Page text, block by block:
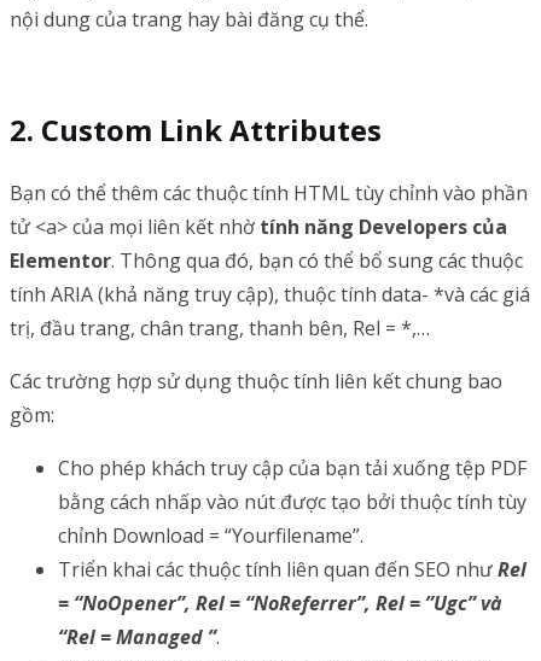
nội dung của trang hay bài đăng cụ thể.
Custom Link Attributes
Bạn có thể thêm các thuộc tính HTML tùy chỉnh vào phần
tử <a> của mọi liên kết nhờ tính năng Developers của
Elementor. Thông qua đó, bạn có thể bổ sung các thuộc
tính ARIA (khả năng truy cập), thuộc tính data- *và các giá
trị, đầu trang, chân trang, thanh bên, Rel = *,…
Các trường hợp sử dụng thuộc tính liên kết chung bao
gồm:
Cho phép khách truy cập của bạn tải xuống tệp PDF
bằng cách nhấp vào nút được tạo bởi thuộc tính tùy
chỉnh Download = “Yourfilename”.
Triển khai các thuộc tính liên quan đến SEO nhưRel
= “NoOpener”, Rel = “NoReferrer”, Rel = ”Ugc” và
“Rel = Managed ”.